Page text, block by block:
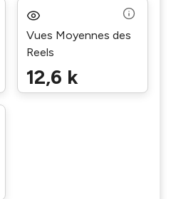
Vues Moyennes des
Reels
12,6 k